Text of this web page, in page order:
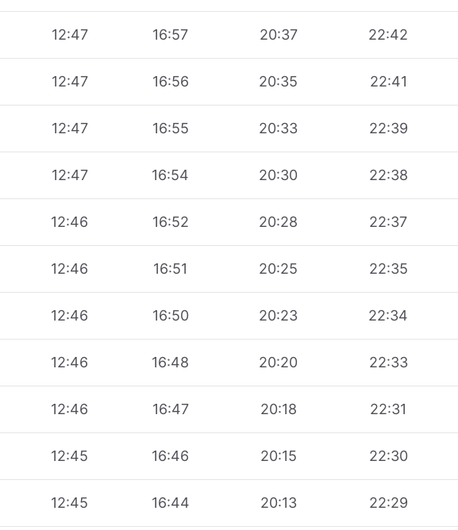
12:47 16:57 20:37 22:42
12:47 16:56 20:35 22:41
12:47 16:55 20:33 22:39
12:47 16:54 20:30 22:38
12:46 16:52 20:28 22:37
12:46 16:51 20:25 22:35
12:46 16:50 20:23 22:34
12:46 16:48 20:20 22:33
12:46 16:47 20:18 22:31
12:45 16:46 20:15 22:30
12:45 16:44 20:13 22:29